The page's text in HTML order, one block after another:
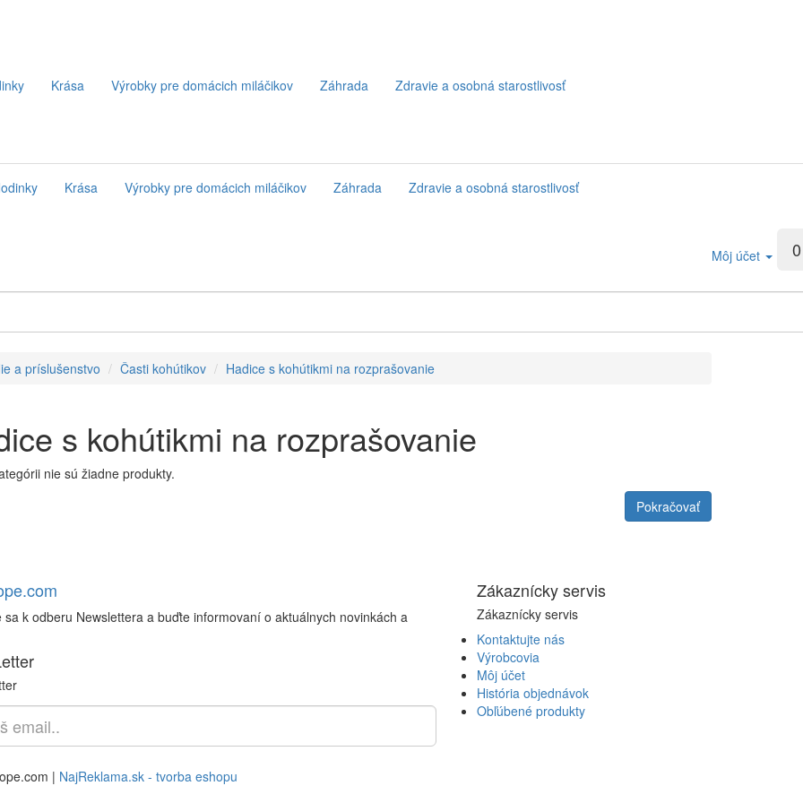
Krása Výrobky pre domácich miláčikov Záhrada Zdravie a osobná starostlivosť
Krása Výrobky pre domácich miláčikov Záhrada Zdravie a osobná starostlivosť
0
Môj účet
a príslušenstvo Časti kohútikov Hadice s kohútikmi na rozprašovanie
s kohútikmi na rozprašovanie
nie sú žiadne produkty.
Pokračovať
sa k odberu Newslettera a buďte informovaní o aktuálnych novinkách a
Zákaznícky servis
Zákaznícky servis
Kontaktujte nás
Výrobcovia
Môj účet
História objednávok
Obľúbené produkty
| NajReklama.sk - tvorba eshopu